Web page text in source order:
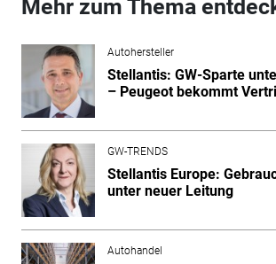
Mehr zum Thema
Autohersteller
Stellantis: GW-Sparte
– Peugeot bekommt
GW-TRENDS
Stellantis Europe:
unter neuer Leitung
Autohandel